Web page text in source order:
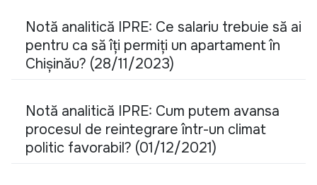
Notă analitică IPRE: Ce salariu trebuie să ai
pentru ca să îți permiți un apartament în
Chișinău? (28/11/2023)
Notă analitică IPRE: Cum putem avansa
procesul de reintegrare într-un climat
politic favorabil? (01/12/2021)